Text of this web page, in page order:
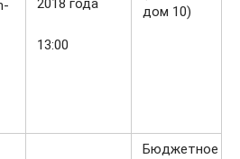
2018 года
13:00
дом 10)
Бюджетное